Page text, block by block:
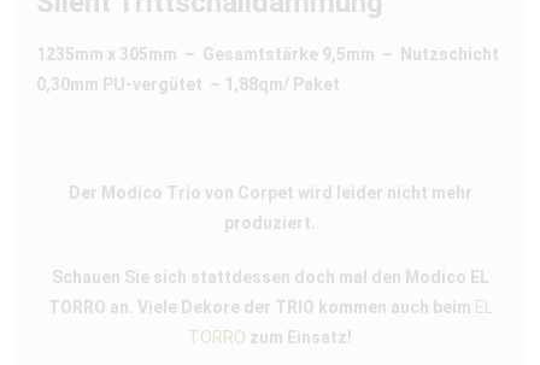
1235mm x 305mm – Gesamtstärke 9,5mm – Nutzschicht
0,30mm PU-vergütet – 1,88qm/ Paket
Der Modico Trio von Corpet wird leider nicht mehr
produziert.
Schauen Sie sich stattdessen doch mal den Modico EL
TORRO an. Viele Dekore der TRIO kommen auch beim EL
TORRO zum Einsatz!